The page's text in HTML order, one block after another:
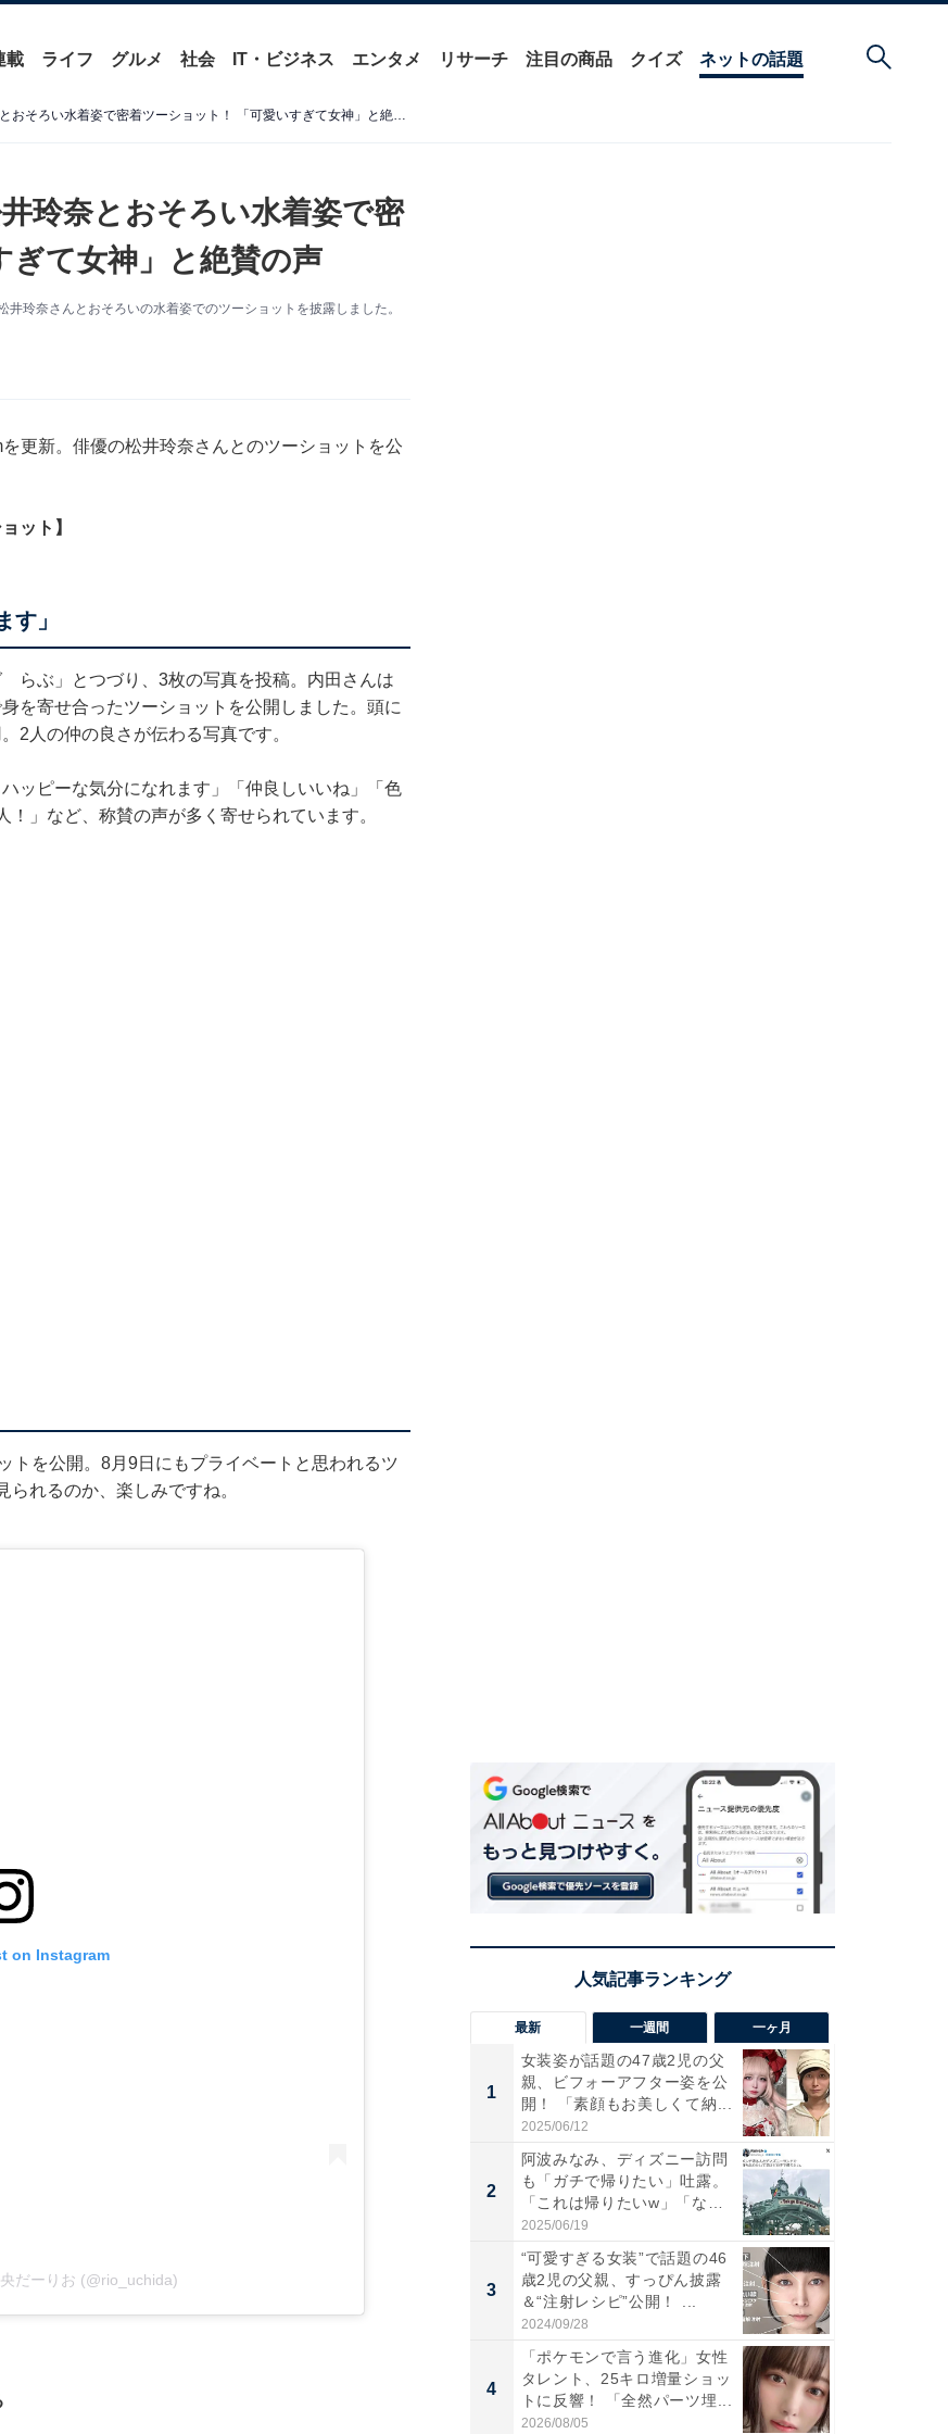
載 ライフ グルメ 社会 IT・ビジネス エンタメ リサーチ 注目の商品 クイズ ネットの話題
「挟まれたい」内田理央、松井玲奈とおそろい水着姿で密着ツーショット！ 「可愛いすぎて女神」と絶賛の声
玲奈とおそろい水着姿で密
て女神」と絶賛の声
玲奈さんとおそろいの水着姿でのツーショットを披露しました。
更新。俳優の松井玲奈さんとのツーショットを公
ット】
す」
らぶ」とつづり、3枚の写真を投稿。内田さんは
を寄せ合ったツーショットを公開しました。頭に
2人の仲の良さが伝わる写真です。
ッピーな気分になれます」「仲良しいいね」「色
」など、称賛の声が多く寄せられています。
トを公開。8月9日にもプライベートと思われるツ
れるのか、楽しみですね。
on Instagram
だーりお (@rio_uchida)
最新 一週間 一ヶ月
1
女装姿が話題の47歳2児の父
親、ビフォーアフター姿を公
開！ 「素顔もお美しくて納...
2025/06/12
2
阿波みなみ、ディズニー訪問
も「ガチで帰りたい」吐露。
「これは帰りたいw」「なん
ち...
2025/06/19
3
“可愛すぎる女装”で話題の46
歳2児の父親、すっぴん披露
＆“注射レシピ”公開！ ...
2024/09/28
4
「ポケモンで言う進化」女性
タレント、25キロ増量ショッ
トに反響！ 「全然パーツ埋...
2026/08/05